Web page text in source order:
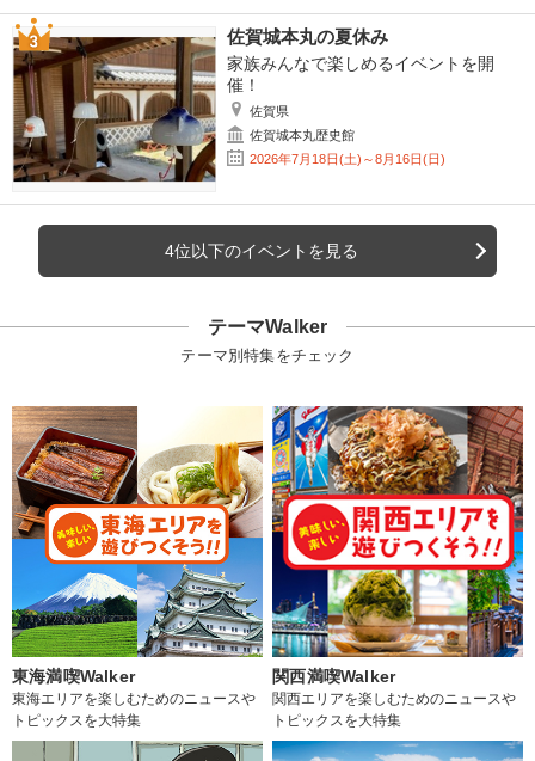
佐賀城本丸の夏休み
家族みんなで楽しめるイベントを開
催！
佐賀県
佐賀城本丸歴史館
2026年7月18日(土)～8月16日(日)
4位以下のイベントを見る
テーマWalker
テーマ別特集をチェック
東海満喫Walker
東海エリアを楽しむためのニュースや
トピックスを大特集
関西満喫Walker
関西エリアを楽しむためのニュースや
トピックスを大特集